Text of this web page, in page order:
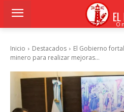
Inicio Destacados
El Gobierno
minero para realizar mejoras...